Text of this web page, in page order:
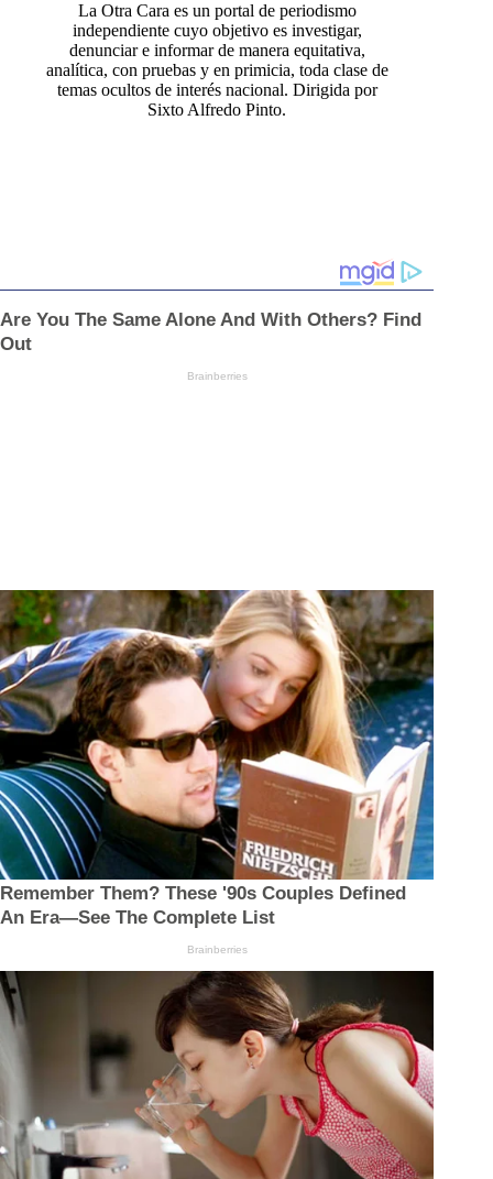
La Otra Cara es un portal de periodismo
independiente cuyo objetivo es investigar,
denunciar e informar de manera equitativa,
analítica, con pruebas y en primicia, toda clase de
temas ocultos de interés nacional. Dirigida por
Sixto Alfredo Pinto.